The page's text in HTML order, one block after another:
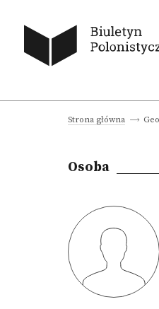
Strona główna
Osoba